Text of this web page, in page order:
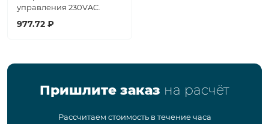
управления 230VAC.
977.72 ₽
Пришлите заказ на расчёт
Рассчитаем стоимость в течение часа